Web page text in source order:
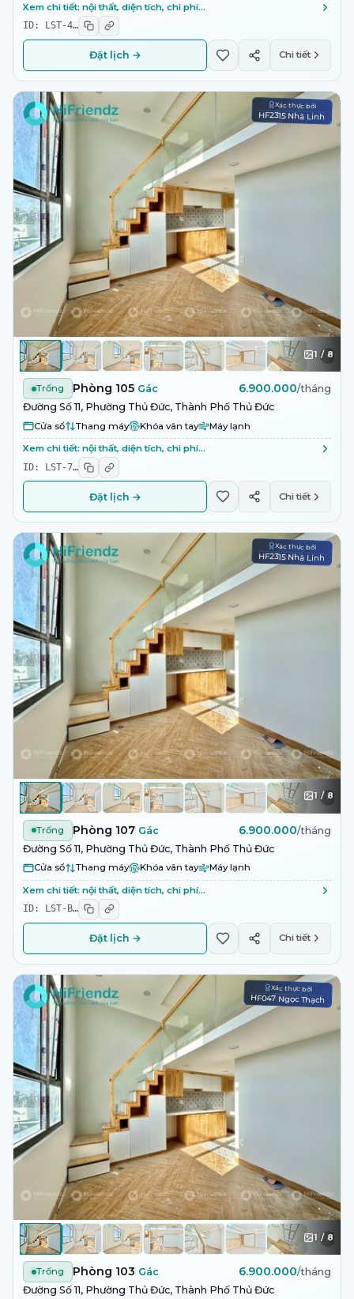
Xem chi tiết: nội thất, diện tích, chi phí…
ID:
LST-4…
Đặt lịch → Chi tiết
Xác thực bởi
HF2315 Nhã Linh
1 / 8
Trống Phòng 105 Gác 6.900.000/tháng
Đường Số 11, Phường Thủ Đức, Thành Phố Thủ Đức
Cửa sổ Thang máy Khóa vân tay Máy lạnh
Xem chi tiết: nội thất, diện tích, chi phí…
ID: LST-7…
Đặt lịch → Chi tiết
Xác thực bởi
HF2315 Nhã Linh
1 / 8
Trống Phòng 107 Gác 6.900.000/tháng
Đường Số 11, Phường Thủ Đức, Thành Phố Thủ Đức
Cửa sổ Thang máy Khóa vân tay Máy lạnh
Xem chi tiết: nội thất, diện tích, chi phí…
ID:
LST-B…
Đặt lịch → Chi tiết
Xác thực bởi
HF047 Ngọc Thạch
1 / 8
Trống Phòng 103 Gác 6.900.000/tháng
Đường Số 11, Phường Thủ Đức, Thành Phố Thủ Đức